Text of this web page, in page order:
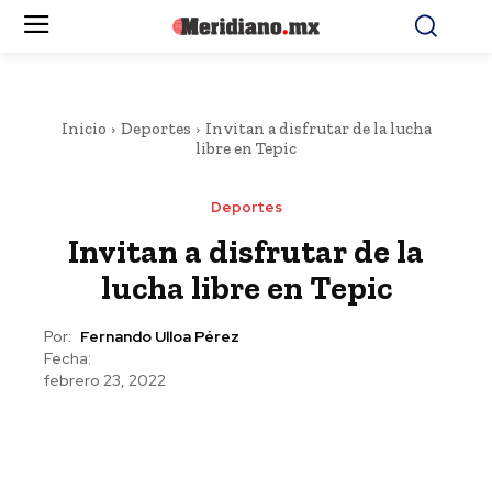
Inicio Deportes
Invitan a disfrutar de la lucha
libre en Tepic
Deportes
Invitan a disfrutar de la
lucha libre en Tepic
Por: Fernando Ulloa Pérez
Fecha:
febrero 23, 2022